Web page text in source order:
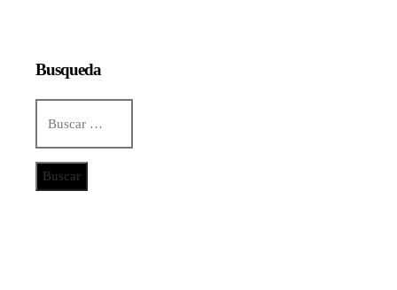
Busqueda